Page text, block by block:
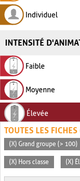
Individuel
INTENSITÉ
Faible
Moyenne
Élevée
TOUTES LES
(X) Grand groupe (> 100)
(X) Hors classe (X)